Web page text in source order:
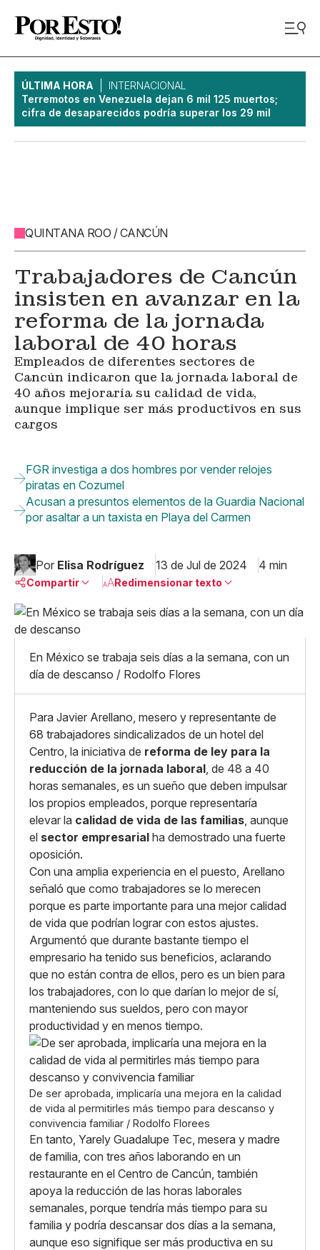
ÚLTIMA HORA
INTERNACIONAL
Terremotos en Venezuela dejan 6 mil 125 muertos;
cifra de desaparecidos podría superar los 29 mil
QUINTANA ROO / CANCÚN
Trabajadores de Cancún
insisten en avanzar en la
reforma de la jornada
laboral de 40 horas
Empleados de diferentes sectores de
Cancún indicaron que la jornada laboral de
40 años mejoraría su calidad de vida,
aunque implique ser más productivos en sus
cargos
FGR investiga a dos hombres por vender relojes
piratas en Cozumel
Acusan a presuntos elementos de la Guardia Nacional
por asaltar a un taxista en Playa del Carmen
Por Elisa Rodríguez 13 de Jul de 2024 4 min
Compartir
Linkedin
X
Whatsapp
Copiar enlace
Redimensionar texto
Grande
En México se trabaja seis días a la semana, con un
día de descanso / Rodolfo Flores
Para Javier Arellano, mesero y representante de
68 trabajadores sindicalizados de un hotel del
Centro, la iniciativa de reforma de ley para la
reducción de la jornada laboral, de 48 a 40
horas semanales, es un sueño que deben impulsar
los propios empleados, porque representaría
elevar la calidad de vida de las familias, aunque
el sector empresarial ha demostrado una fuerte
oposición.
Con una amplia experiencia en el puesto, Arellano
señaló que como trabajadores se lo merecen
porque es parte importante para una mejor calidad
de vida que podrían lograr con estos ajustes.
Argumentó que durante bastante tiempo el
empresario ha tenido sus beneficios, aclarando
que no están contra de ellos, pero es un bien para
los trabajadores, con lo que darían lo mejor de sí,
manteniendo sus sueldos, pero con mayor
productividad y en menos tiempo.
De ser aprobada, implicaría una mejora en la calidad
de vida al permitirles más tiempo para descanso y
convivencia familiar / Rodolfo Florees
En tanto, Yarely Guadalupe Tec, mesera y madre
de familia, con tres años laborando en un
restaurante en el Centro de Cancún, también
apoya la reducción de las horas laborales
semanales, porque tendría más tiempo para su
familia y podría descansar dos días a la semana,
aunque eso signifique ser más productiva en su